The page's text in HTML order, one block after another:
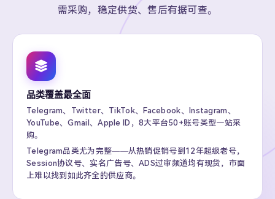
需采购，稳定供货、售后有据可查。
品类覆盖最全面
Telegram、Twitter、TikTok、Facebook、Instagram、
YouTube、Gmail、Apple ID，8大平台50+账号类型一站采
购。
Telegram品类尤为完整——从热销促销号到12年超级老号，
Session协议号、实名广告号、ADS过审频道均有现货，市面
上难以找到如此齐全的供应商。